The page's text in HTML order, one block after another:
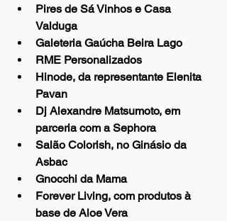
Pires de Sá Vinhos e Casa
Valduga
Galeteria Gaúcha Beira Lago
RME Personalizados
Hinode, da representante Elenita
Pavan
Dj Alexandre Matsumoto, em
parceria com a Sephora
Salão Colorish, no Ginásio da
Asbac
Gnocchi da Mama
Forever Living, com produtos à
base de Aloe Vera